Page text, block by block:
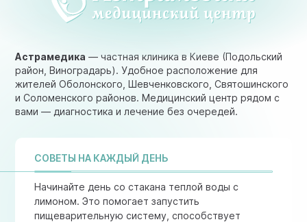
Астрамедика — частная клиника в Киеве (Подольский
район, Виноградарь). Удобное расположение для
жителей Оболонского, Шевченковского, Святошинского
и Соломенского районов. Медицинский центр рядом с
вами — диагностика и лечение без очередей.
СОВЕТЫ НА КАЖДЫЙ ДЕНЬ
Начинайте день со стакана теплой воды с
лимоном. Это помогает запустить
пищеварительную систему, способствует